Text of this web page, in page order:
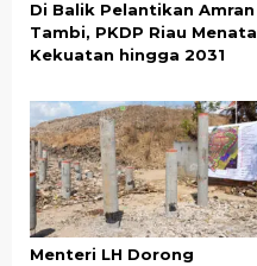
Di Balik Pelantikan Amran
Tambi, PKDP Riau Menata
Kekuatan hingga 2031
Menteri LH Dorong